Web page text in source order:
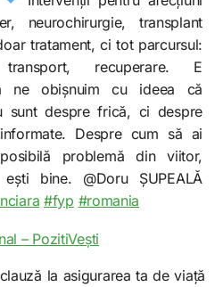
neurochirurgie, transplant
tratament, ci tot parcursul:
transport, recuperare. E
ne obișnuim cu ideea că
sunt despre frică, ci despre
Despre cum să ai
problemă din viitor,
bine. @Doru ȘUPEALĂ
#fyp #romania
– PozitiVești
la asigurarea ta de viață